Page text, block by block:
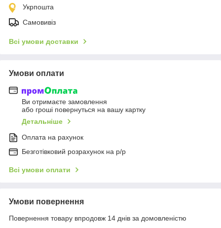
Укрпошта
Самовивіз
Всі умови доставки
Умови оплати
Ви отримаєте замовлення
або гроші повернуться на вашу картку
Детальніше
Оплата на рахунок
Безготівковий розрахунок на р/р
Всі умови оплати
Умови повернення
Повернення товару впродовж 14 днів за домовленістю